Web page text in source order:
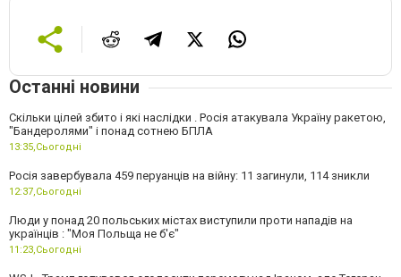
Останні новини
Скільки цілей збито і які наслідки . Росія атакувала Україну ракетою,
"Бандеролями" і понад сотнею БПЛА
13:35, Сьогодні
Росія завербувала 459 перуанців на війну: 11 загинули, 114 зникли
12:37, Сьогодні
Люди у понад 20 польських містах виступили проти нападів на
українців : "Моя Польща не б'є"
11:23, Сьогодні